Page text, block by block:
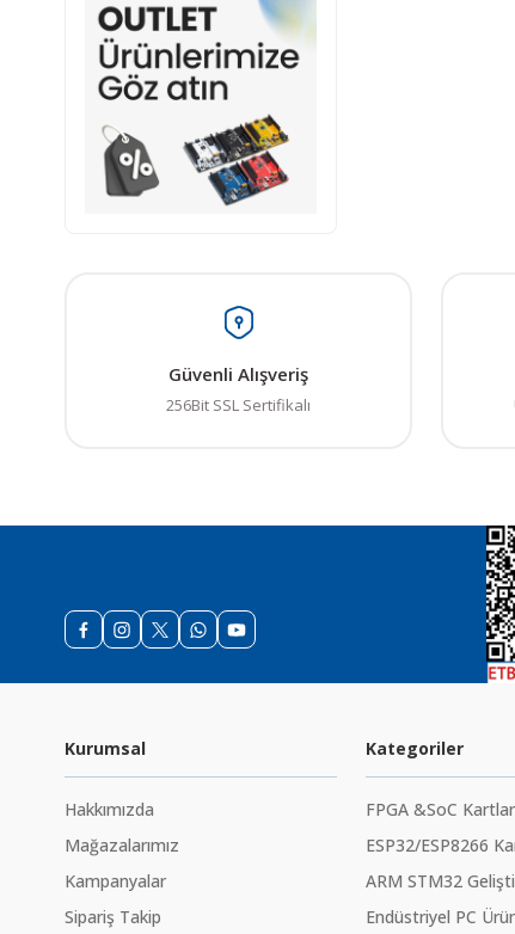
Güvenli Alışveriş
256Bit SSL Sertifikalı
Kurumsal
Hakkımızda
Mağazalarımız
Kampanyalar
Sipariş Takip
Kategoriler
FPGA &SoC
ESP32/ESP8266
ARM STM32
Endüstriyel PC